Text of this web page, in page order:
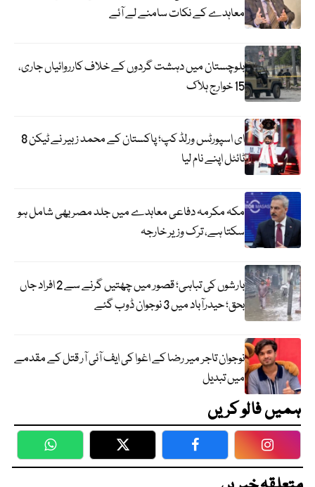
معاہدے کے نکات سامنے لے آئے
بلوچستان میں دہشت گردوں کے خلاف کارروائیاں جاری،
15 خوارج ہلاک
ای اسپورٹس ورلڈ کپ؛ پاکستان کے محمد زبیر نے ٹیکن 8
ٹائٹل اپنے نام لیا
مکہ مکرمہ دفاعی معاہدے میں جلد مصر بھی شامل ہو
سکتا ہے، ترک وزیر خارجہ
بارشوں کی تباہی؛ قصور میں چھتیں گرنے سے 2 افراد جاں
بحق؛ حیدرآباد میں 3 نوجوان ڈوب گئے
نوجوان تاجر میر رضا کے اغوا کی ایف آئی آر قتل کے مقدمے
میں تبدیل
ہمیں فالو کریں
WhatsApp Twitter Facebook